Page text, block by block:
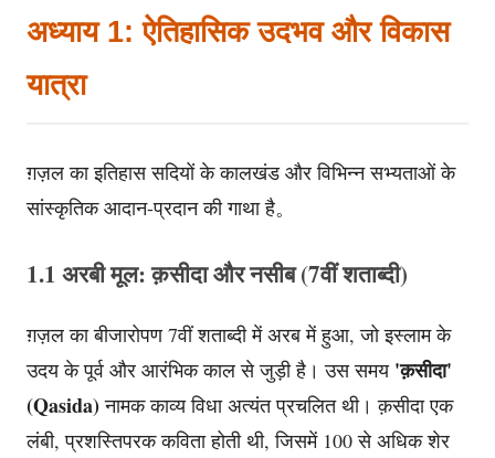
अध्याय 1: ऐतिहासिक उदभव और विकास
यात्रा
ग़ज़ल का इतिहास सदियों के कालखंड और विभिन्न सभ्यताओं के
सांस्कृतिक आदान-प्रदान की गाथा है。
1.1 अरबी मूल: क़सीदा और नसीब (7वीं शताब्दी)
ग़ज़ल का बीजारोपण 7वीं शताब्दी में अरब में हुआ, जो इस्लाम के
उदय के पूर्व और आरंभिक काल से जुड़ी है। उस समय 'क़सीदा'
(Qasida) नामक काव्य विधा अत्यंत प्रचलित थी। क़सीदा एक
लंबी, प्रशस्तिपरक कविता होती थी, जिसमें 100 से अधिक शेर